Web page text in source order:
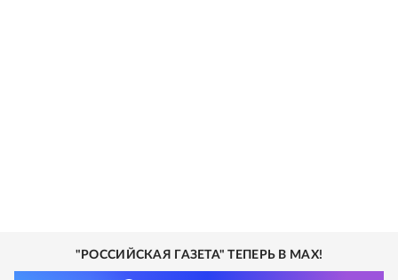
"РОССИЙСКАЯ ГАЗЕТА" ТЕПЕРЬ В MAX!